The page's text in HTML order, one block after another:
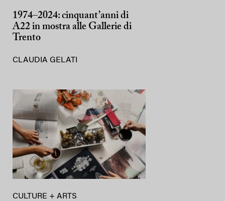
1974–2024: cinquant’anni di
A22 in mostra alle Gallerie di
Trento
CLAUDIA GELATI
CULTURE + ARTS